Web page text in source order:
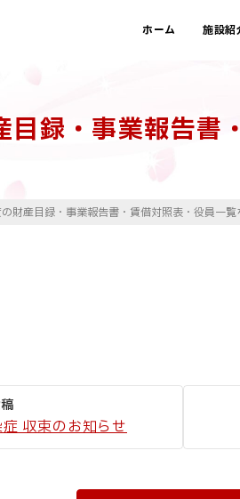
ホーム 施設紹
録・事業報告書
財産目録・事業報告書・賃借対照表・役員一覧
収束のお知らせ